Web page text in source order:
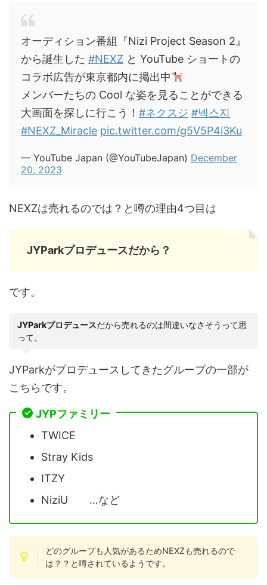
オーディション番組『Nizi Project Season 2』
から誕生した #NEXZ と YouTube ショートの
コラボ広告が東京都内に掲出中
メンバーたちの Cool な姿を見ることができる
大画面を探しに行こう！ #ネクスジ #넥스지
#NEXZ_Miracle pic.twitter.com/g5V5P4i3Ku
— YouTube Japan (@YouTubeJapan) December
20, 2023
NEXZは売れるのでは？と噂の理由4つ目は
JYParkプロデュースだから？
です。
JYParkプロデュースだから売れるのは間違いなさそうって思
って。
JYParkがプロデュースしてきたグループの一部が
こちらです。
JYPファミリー
TWICE
Stray Kids
ITZY
NiziU …など
どのグループも人気があるためNEXZも売れるので
は？？と噂されているようです。